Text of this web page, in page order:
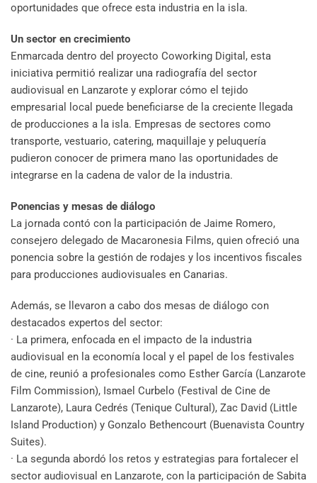
oportunidades que ofrece esta industria en la isla.
Un sector en crecimiento
Enmarcada dentro del proyecto Coworking Digital, esta
iniciativa permitió realizar una radiografía del sector
audiovisual en Lanzarote y explorar cómo el tejido
empresarial local puede beneficiarse de la creciente llegada
de producciones a la isla. Empresas de sectores como
transporte, vestuario, catering, maquillaje y peluquería
pudieron conocer de primera mano las oportunidades de
integrarse en la cadena de valor de la industria.
Ponencias y mesas de diálogo
La jornada contó con la participación de Jaime Romero,
consejero delegado de Macaronesia Films, quien ofreció una
ponencia sobre la gestión de rodajes y los incentivos fiscales
para producciones audiovisuales en Canarias.
Además, se llevaron a cabo dos mesas de diálogo con
destacados expertos del sector:
· La primera, enfocada en el impacto de la industria
audiovisual en la economía local y el papel de los festivales
de cine, reunió a profesionales como Esther García (Lanzarote
Film Commission), Ismael Curbelo (Festival de Cine de
Lanzarote), Laura Cedrés (Tenique Cultural), Zac David (Little
Island Production) y Gonzalo Bethencourt (Buenavista Country
Suites).
· La segunda abordó los retos y estrategias para fortalecer el
sector audiovisual en Lanzarote, con la participación de Sabita